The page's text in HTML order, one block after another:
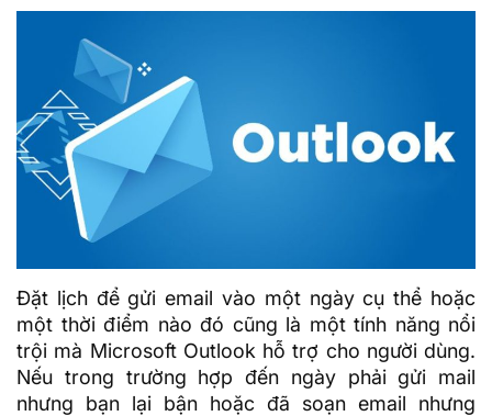
Đặt lịch để gửi email vào một ngày cụ thể hoặc
một thời điểm nào đó cũng là một tính năng nổi
trội mà Microsoft Outlook hỗ trợ cho người dùng.
Nếu trong trường hợp đến ngày phải gửi mail
nhưng bạn lại bận hoặc đã soạn email nhưng